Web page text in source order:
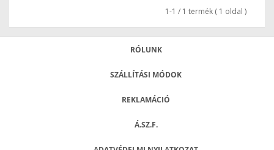
1-1 / 1 termék ( 1 oldal )
RÓLUNK
SZÁLLÍTÁSI MÓDOK
REKLAMÁCIÓ
Á.SZ.F.